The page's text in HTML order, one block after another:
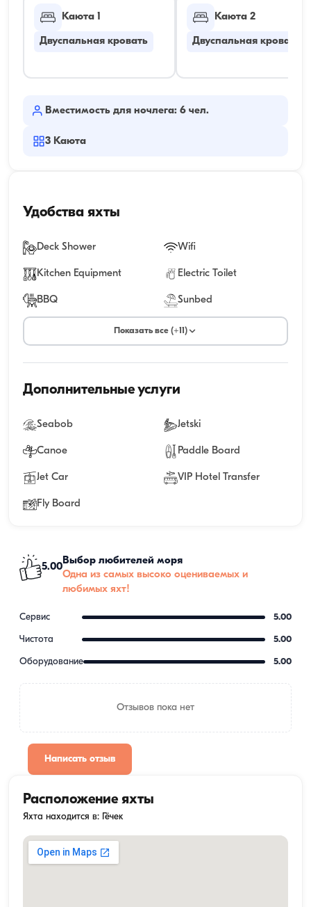
Каюта 1
Двуспальная кровать
Каюта 2
Двуспальная кровать
Вместимость для ночлега: 6 чел.
3 Каюта
Удобства яхты
Deck Shower Wifi
Kitchen Equipment Electric Toilet
BBQ Sunbed
Показать все (+11)
Дополнительные услуги
Seabob Jetski
Canoe Paddle Board
Jet Car VIP Hotel Transfer
Fly Board
5.00
Выбор любителей моря
Одна из самых высоко оцениваемых и
любимых яхт!
Сервис 5.00
Чистота 5.00
Оборудование 5.00
Отзывов пока нет
Написать отзыв
Расположение яхты
Яхта находится в: Гёчек